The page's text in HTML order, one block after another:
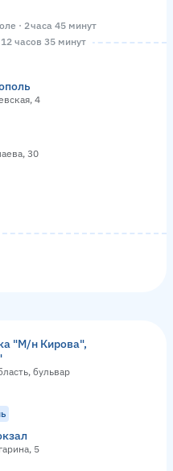
· 2 часа 45 минут
часов 35 минут
4
30
"М/н Кирова",
бульвар
5